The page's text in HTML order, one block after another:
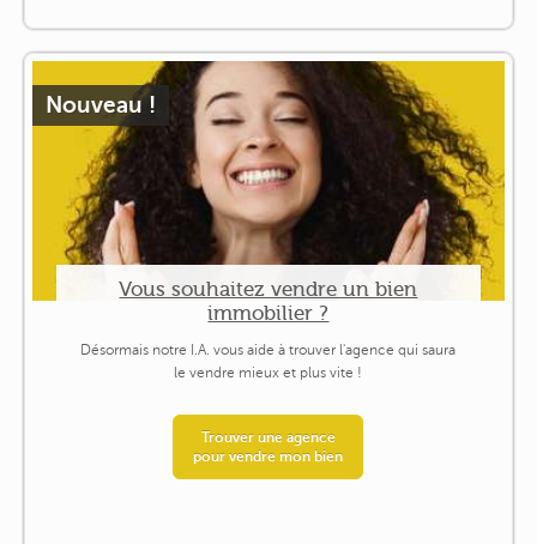
Nouveau !
Vous souhaitez vendre un bien
immobilier ?
Désormais notre I.A. vous aide à trouver l'agence qui saura
le vendre mieux et plus vite !
Trouver une agence
pour vendre mon bien